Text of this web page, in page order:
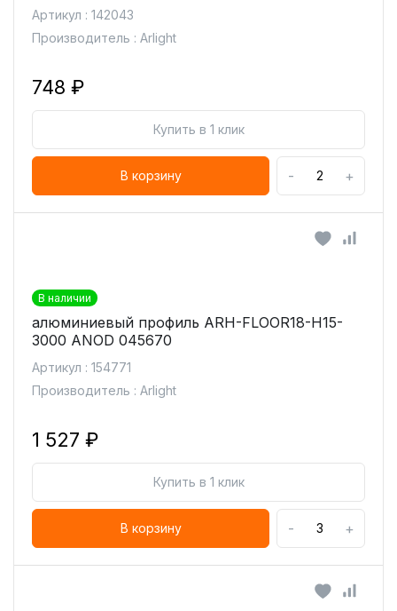
Артикул : 142043
Производитель : Arlight
748 ₽
Купить в 1 клик
В корзину - +
В наличии
алюминиевый профиль ARH-FLOOR18-H15-
3000 ANOD 045670
Артикул : 154771
Производитель : Arlight
1 527 ₽
Купить в 1 клик
В корзину - +